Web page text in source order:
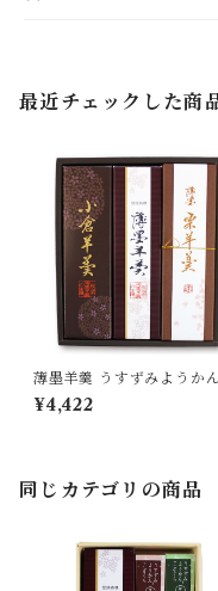
最近チェックした商
薄墨羊羹 うすずみようか
倉羊羹 栗羊羹 詰合せ 各1
okan-kr-set03-fs] 【送料
¥4,422
同じカテゴリの商品